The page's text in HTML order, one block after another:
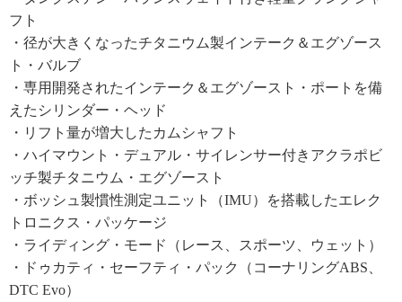
フト
・径が大きくなったチタニウム製インテーク＆エグゾース
ト・バルブ
・専用開発されたインテーク＆エグゾースト・ポートを備
えたシリンダー・ヘッド
・リフト量が増大したカムシャフト
・ハイマウント・デュアル・サイレンサー付きアクラポビ
ッチ製チタニウム・エグゾースト
・ボッシュ製慣性測定ユニット（IMU）を搭載したエレク
トロニクス・パッケージ
・ライディング・モード（レース、スポーツ、ウェット）
・ドゥカティ・セーフティ・パック（コーナリングABS、
DTC Evo）